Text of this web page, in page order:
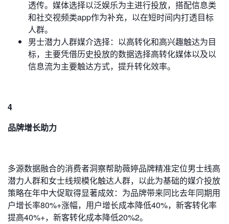
透传。媒体选择以泛娱乐为主进行投放，搭配信息类
和社交视频类app作为补充，以在短时间内打透目标
人群。
男士潜力人群媒介选择：以高转化和高兴趣触达为目
标，主要凭借历史投放的数据选择高转化媒体以及以
信息流为主要触达方式，提升转化效率。
4
品牌增长助力
多源数据融合的消费者洞察帮助薇婷品牌精准定位男士线高
潜力人群和女士线规模化触达人群，以此为基础的媒介投放
策略在年中大促取得显著成效：为品牌带来同比去年同期用
户增长率80%+涨幅，用户增长成本降低40%，新客转化率
提高40%+，新客转化成本降低20%2。